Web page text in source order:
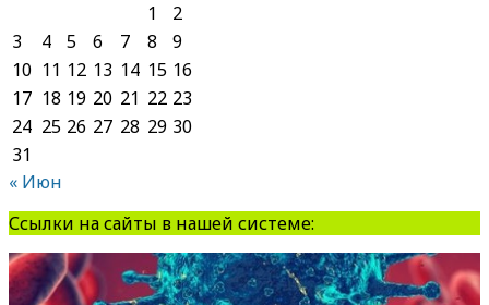
1
2
3
4 5 6 7 8
9
10 11 12 13 14 15 16
17 18 19 20 21 22 23
24 25 26 27 28 29 30
31
« Июн
Ссылки на сайты в нашей системе: